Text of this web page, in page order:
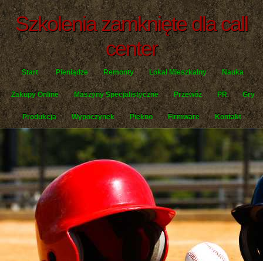
Szkolenia zamknięte dla call
center
Start Pieniądze Remonty Lokal Mieszkalny Nauka
Zakupy Online Maszyny Specjalistyczne Przewóz PR Gry
Produkcja Wypoczynek Piękno Firmware Kontakt